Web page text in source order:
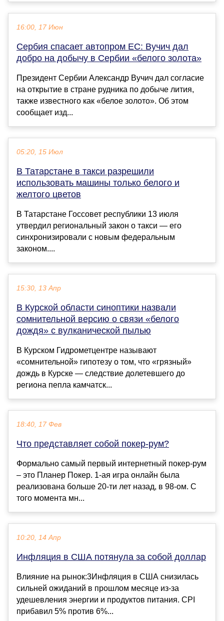
16:00, 17 Июн
Сербия спасает автопром ЕС: Вучич дал
добро на добычу в Сербии «белого золота»
Президент Сербии Александр Вучич дал согласие
на открытие в стране рудника по добыче лития,
также известного как «белое золото». Об этом
сообщает изд...
05:20, 15 Июл
В Татарстане в такси разрешили
использовать машины только белого и
желтого цветов
В Татарстане Госсовет республики 13 июля
утвердил региональный закон о такси — его
синхронизировали с новым федеральным
законом....
15:30, 13 Апр
В Курской области синоптики назвали
сомнительной версию о связи «белого
дождя» с вулканической пылью
В Курском Гидрометцентре называют
«сомнительной» гипотезу о том, что «грязный»
дождь в Курске — следствие долетевшего до
региона пепла камчатск...
18:40, 17 Фев
Что представляет собой покер-рум?
Формально самый первый интернетный покер-рум
– это Планер Покер. 1-ая игра онлайн была
реализована больше 20-ти лет назад, в 98-ом. С
того момента мн...
10:20, 14 Апр
Инфляция в США потянула за собой доллар
Влияние на рынок:3Инфляция в США снизилась
сильней ожиданий в прошлом месяце из-за
удешевления энергии и продуктов питания. CPI
прибавил 5% против 6%...